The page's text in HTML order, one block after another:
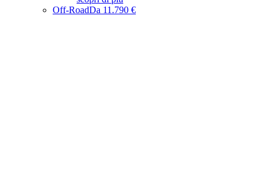
Off-RoadDa 11.790 €